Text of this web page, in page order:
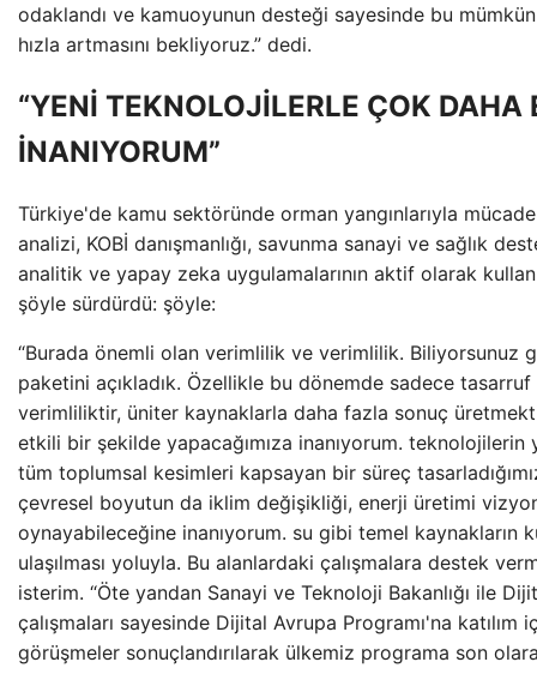
odaklandı ve kamuoyunun desteği sayesinde bu
hızla artmasını bekliyoruz.” dedi.
“YENİ TEKNOLOJİLERLE ÇOK
İNANIYORUM”
Türkiye'de kamu sektöründe orman yangınlarıyla
analizi, KOBİ danışmanlığı, savunma sanayi ve sağlık
analitik ve yapay zeka uygulamalarının aktif olarak
şöyle sürdürdü: şöyle:
“Burada önemli olan verimlilik ve verimlilik. Biliyorsunuz
paketini açıkladık. Özellikle bu dönemde sadece
verimliliktir, üniter kaynaklarla daha fazla sonuç
etkili bir şekilde yapacağımıza inanıyorum. teknolojilerin
tüm toplumsal kesimleri kapsayan bir süreç
çevresel boyutun da iklim değişikliği, enerji üretimi
oynayabileceğine inanıyorum. su gibi temel kaynakların
ulaşılması yoluyla. Bu alanlardaki çalışmalara destek
isterim. “Öte yandan Sanayi ve Teknoloji Bakanlığı ile
çalışmaları sayesinde Dijital Avrupa Programı'na katılım
görüşmeler sonuçlandırılarak ülkemiz programa son